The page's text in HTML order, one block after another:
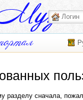
разделу сначала,